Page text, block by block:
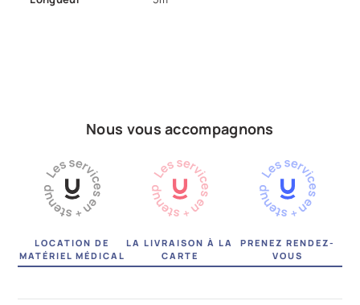
Nous vous accompagnons
LOCATION DE
MATÉRIEL MÉDICAL
LA LIVRAISON À LA
CARTE
PRENEZ RENDEZ-
VOUS